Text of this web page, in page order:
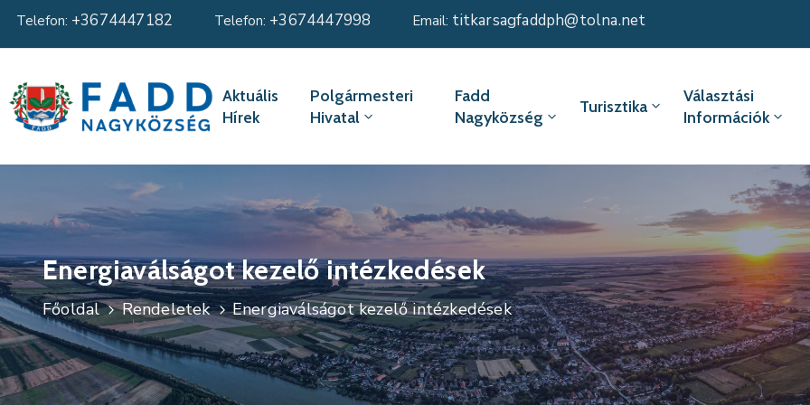
Telefon: +3674447182 Telefon: +3674447998 Email: titkarsagfaddph@tolna.net
Aktuális
Hírek
Polgármesteri
Hivatal
Fadd
Nagyközség
Turisztika
Választási
Információk
Energiaválságot kezelő intézkedések
Főoldal Rendeletek Energiaválságot kezelő intézkedések